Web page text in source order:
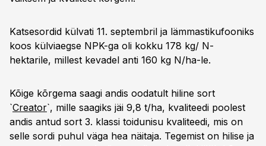
Katsesordid külvati 11. septembril ja lämmastikufooniks
koos külviaegse NPK-ga oli kokku 178 kg/ N-
hektarile, millest kevadel anti 160 kg N/ha-le.
Kõige kõrgema saagi andis oodatult hiline sort
`Creator`, mille saagiks jäi 9,8 t/ha, kvaliteedi poolest
andis antud sort 3. klassi toidunisu kvaliteedi, mis on
selle sordi puhul väga hea näitaja. Tegemist on hilise ja